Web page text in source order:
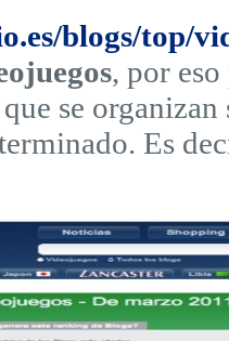
blogs/top/
, por
se organizan
Es